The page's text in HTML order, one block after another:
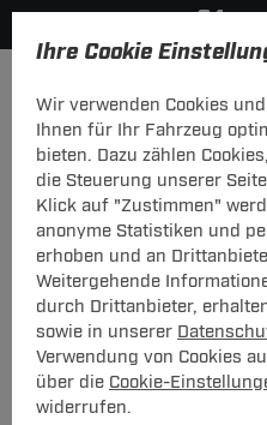
Ihre Cookie
Wir verwenden Cookies
Ihnen für Ihr Fahrzeug
bieten. Dazu zählen
die Steuerung unserer
Klick auf "Zustimmen"
anonyme Statistiken und
erhoben und an
Weitergehende
durch Drittanbieter,
sowie in unserer
Verwendung von Cookies
über die Cookie-
widerrufen.
PKW-
Die folgende Auflistung
Umgebung und ermöglicht
Urlaubserlebnis.
1
Hersteller